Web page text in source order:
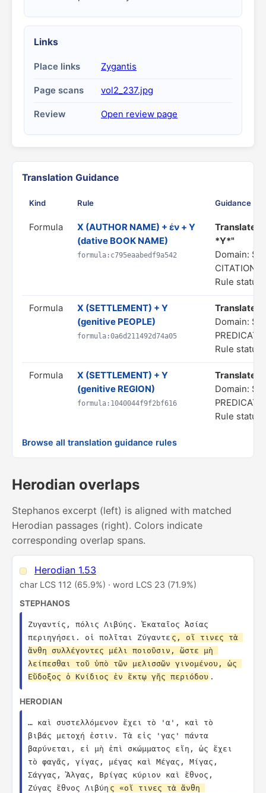
Links
Place links Zygantis
Page scans vol2_237.jpg
Review Open review page
Translation Guidance
Kind Rule Guidance
Formula
X (AUTHOR NAME) + ἐν + Y
(dative BOOK NAME)
formula:c795eaabedf9a542
Translate
*Y*"
Domain:
CITATIONS
Rule
Formula
X (SETTLEMENT) + Y
(genitive PEOPLE)
formula:0a6d211492d74a05
Translate
Domain:
Rule
Formula
X (SETTLEMENT) + Y
(genitive REGION)
formula:1040044f9f2bf616
Translate
Domain:
Rule
Browse all translation guidance rules
Herodian overlaps
Stephanos excerpt (left) is aligned with matched
Herodian passages (right). Colors indicate
corresponding overlap spans.
Herodian 1.53
char LCS 112 (65.9%) · word LCS 23 (71.9%)
STEPHANOS
Ζυγαντίς, πόλις Λιβύης. Ἑκαταῖος Ἀσίας
περιηγήσει. οἱ πολῖται Ζύγαντε ς, οἵ τινες τὰ
ἄνθη συλλέγοντες μέλι ποιοῦσιν, ὥστε μὴ
λείπεσθαι τοῦ ὑπὸ τῶν μελισσῶν γινομένου, ὡς
Εὔδοξος ὁ Κνίδιος ἐν ἕκτῳ γῆς περιόδου .
HERODIAN
… καὶ συστελλόμενον ἔχει τὸ 'α', καὶ τὸ
βιβάς μετοχή ἐστιν. Τὰ εἰς 'γας' πάντα
βαρύνεται, εἰ μὴ ἐπὶ σκώμματος εἴη, ὡς ἔχει
τὸ φαγᾶς, γίγας, μέγας καὶ Μέγας, Μίγας,
Σάγγας, Ἄλγας, Βρίγας κύριον καὶ ἔθνος,
Ζύγας ἔθνος Λιβύη ς «οἵ τινες τὰ ἄνθη